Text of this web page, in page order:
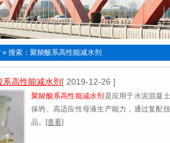
» 搜索：聚羧酸系高性能减水剂
系高性能减水剂 [ 2019-12-26 ]
聚羧酸系高性能减水剂 是应用于水泥混凝
保坍、高适应性母液生产能力，通过复配
品。
[查看]